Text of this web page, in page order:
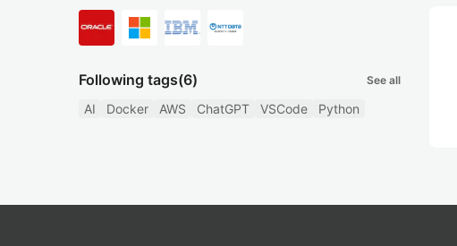
Following tags(6) See all
AI Docker AWS ChatGPT VSCode Python